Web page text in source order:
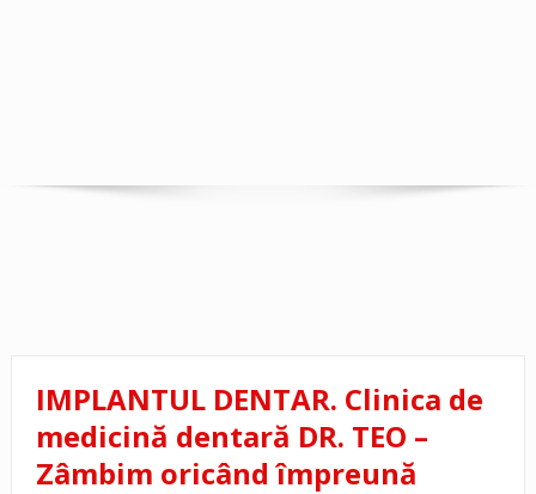
IMPLANTUL DENTAR. Clinica de
medicină dentară DR. TEO –
Zâmbim oricând împreună